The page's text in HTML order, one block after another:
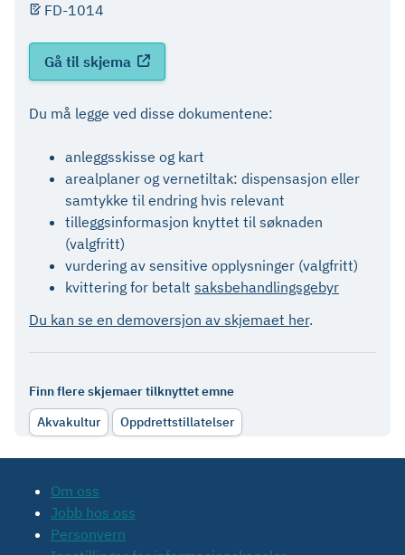
FD-1014
Gå til skjema
Du må legge ved disse dokumentene:
anleggsskisse og kart
arealplaner og vernetiltak: dispensasjon eller
samtykke til endring hvis relevant
tilleggsinformasjon knyttet til søknaden
(valgfritt)
vurdering av sensitive opplysninger (valgfritt)
kvittering for betalt saksbehandlingsgebyr
Du kan se en demoversjon av skjemaet her.
Finn flere skjemaer tilknyttet emne
Akvakultur
Oppdrettstillatelser
Om oss
Jobb hos oss
Personvern